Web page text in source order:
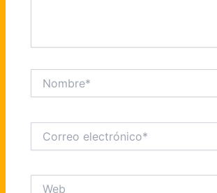
electrónico*